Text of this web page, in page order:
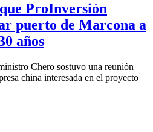
ProInversión
puerto de Marcona a
años
Chero sostuvo una reunión
china interesada en el proyecto